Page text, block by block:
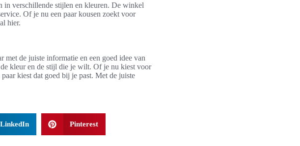
in verschillende stijlen en kleuren. De winkel
Of je nu een paar kousen zoekt voor
hier.
de juiste informatie en een goed idee van
kleur en de stijl die je wilt. Of je nu kiest voor
kiest dat goed bij je past. Met de juiste
LinkedIn Pinterest